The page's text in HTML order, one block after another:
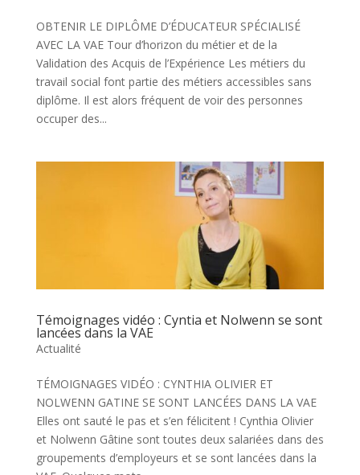
OBTENIR LE DIPLÔME D’ÉDUCATEUR SPÉCIALISÉ
AVEC LA VAE Tour d’horizon du métier et de la
Validation des Acquis de l’Expérience Les métiers du
travail social font partie des métiers accessibles sans
diplôme. Il est alors fréquent de voir des personnes
occuper des...
Témoignages vidéo : Cyntia et Nolwenn se sont
lancées dans la VAE
Actualité
TÉMOIGNAGES VIDÉO : CYNTHIA OLIVIER ET
NOLWENN GATINE SE SONT LANCÉES DANS LA VAE
Elles ont sauté le pas et s’en félicitent ! Cynthia Olivier
et Nolwenn Gâtine sont toutes deux salariées dans des
groupements d’employeurs et se sont lancées dans la